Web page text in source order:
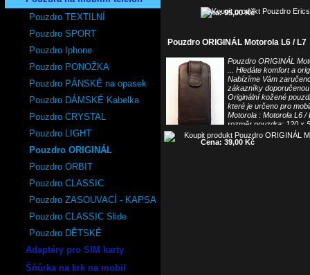
Pouzdro TEXTILNÍ
Pouzdro SPORT
Pouzdro Iphone
Pouzdro PONOŽKA
Pouzdro PÁNSKÉ na opasek
Pouzdro DÁMSKÉ Kabelka
Pouzdro CRYSTAL
Pouzdro LIGHT
Pouzdro ORIGINÁL
Pouzdro ORBIT
Pouzdro CLASSIC
Pouzdro ZASOUVACÍ - KAPSA
Pouzdro CLASSIC Slide
Pouzdro DĚTSKÉ
Adaptéry pro SIM karty
Šňůrka na krk na mobil
Cena: 95,00 Kč
Pouzdro ORIGINÁL Motorola L6 / L7
Pouzdro ORIGINÁL
... Hledáte komfort a
Nabízíme Vám
zákazníky
Originální kožené
které je určeno pro
Motorola : Motorola L6 /
rozměr pouzdra: 120 x
Cena: 39,00 Kč